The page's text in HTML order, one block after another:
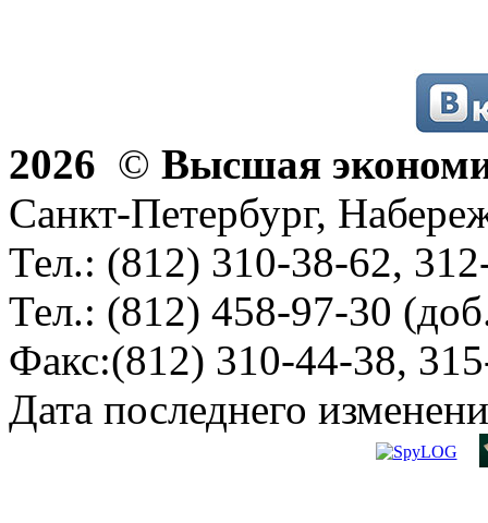
2026 © Высшая
Санкт-Петербург,
Тел.: (812) 310-38-62,
Тел.: (812) 458-97-30
Факс:(812) 310-44-38,
Дата последнего